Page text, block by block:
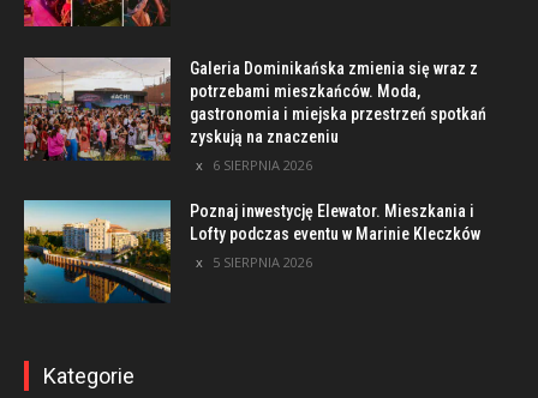
Galeria Dominikańska zmienia się wraz z
potrzebami mieszkańców. Moda,
gastronomia i miejska przestrzeń spotkań
zyskują na znaczeniu
6 SIERPNIA 2026
Poznaj inwestycję Elewator. Mieszkania i
Lofty podczas eventu w Marinie Kleczków
5 SIERPNIA 2026
Kategorie